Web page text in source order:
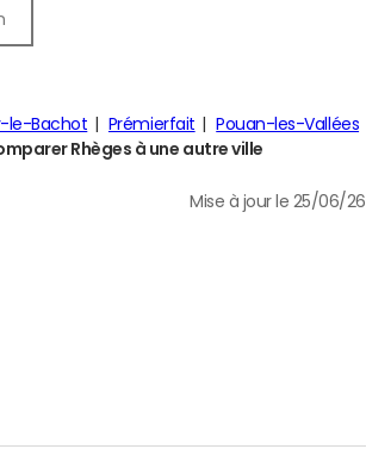
le-Bachot Prémierfait
Pouan-les-Vallées
Rhèges à une autre ville
Mise à jour le 25/06/26